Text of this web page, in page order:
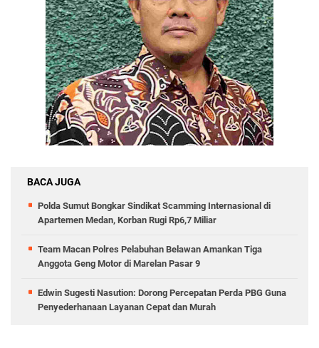
BACA JUGA
Polda Sumut Bongkar Sindikat Scamming Internasional di
Apartemen Medan, Korban Rugi Rp6,7 Miliar
Team Macan Polres Pelabuhan Belawan Amankan Tiga
Anggota Geng Motor di Marelan Pasar 9
Edwin Sugesti Nasution: Dorong Percepatan Perda PBG Guna
Penyederhanaan Layanan Cepat dan Murah